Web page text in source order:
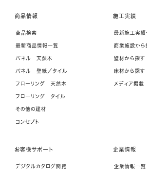
商品情報
商品検索
最新商品情報一覧
パネル 天然木
パネル 壁紙／タイル
フローリング 天然木
フローリング タイル
その他の建材
コンセプト
施工実績
最新施工実績
商業施設から
壁材から探す
床材から探す
メディア掲載
お客様サポート
デジタルカタログ閲覧
企業情報
企業情報一覧